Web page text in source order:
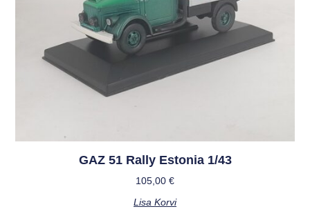
GAZ 51 Rally Estonia 1/43
105,00 €
Lisa Korvi